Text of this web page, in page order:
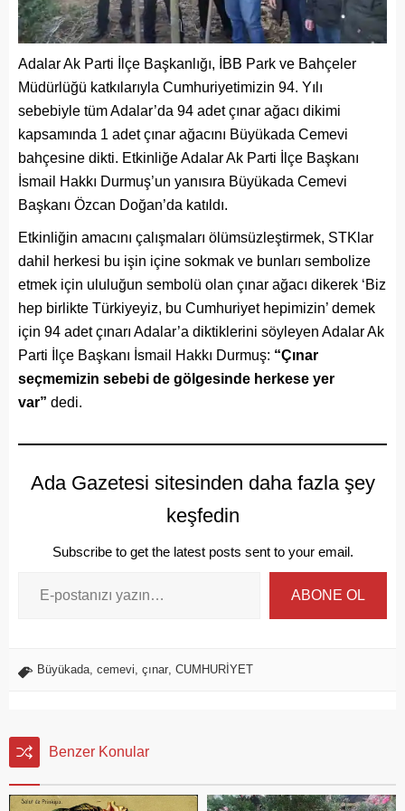
Adalar Ak Parti İlçe Başkanlığı, İBB Park ve Bahçeler
Müdürlüğü katkılarıyla Cumhuriyetimizin 94. Yılı
sebebiyle tüm Adalar’da 94 adet çınar ağacı dikimi
kapsamında 1 adet çınar ağacını Büyükada Cemevi
bahçesine dikti. Etkinliğe Adalar Ak Parti İlçe Başkanı
İsmail Hakkı Durmuş’un yanısıra Büyükada Cemevi
Başkanı Özcan Doğan’da katıldı.
Etkinliğin amacını çalışmaları ölümsüzleştirmek, STKlar
dahil herkesi bu işin içine sokmak ve bunları sembolize
etmek için ululuğun sembolü olan çınar ağacı dikerek ‘Biz
hep birlikte Türkiyeyiz, bu Cumhuriyet hepimizin’ demek
için 94 adet çınarı Adalar’a diktiklerini söyleyen Adalar Ak
Parti İlçe Başkanı İsmail Hakkı Durmuş: “Çınar
seçmemizin sebebi de gölgesinde herkese yer
var” dedi.
Ada Gazetesi sitesinden daha fazla şey
keşfedin
Subscribe to get the latest posts sent to your email.
ABONE OL
Büyükada, cemevi, çınar, CUMHURİYET
Benzer Konular